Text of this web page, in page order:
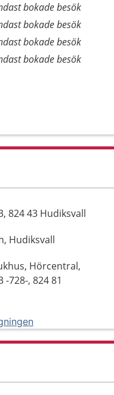
bokade besök
bokade besök
bokade besök
bokade besök
824 43 Hudiksvall
Hudiksvall
Hörcentral,
-728-, 824 81